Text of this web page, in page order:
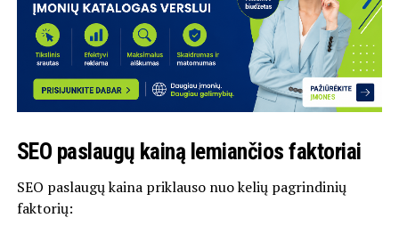
SEO paslaugų kainą lemiančios faktoriai
SEO paslaugų kaina priklauso nuo kelių pagrindinių
faktorių: